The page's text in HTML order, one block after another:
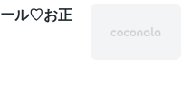
ル♡お正